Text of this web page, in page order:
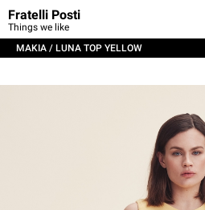
Fratelli Posti
Things we like
MAKIA / LUNA TOP YELLOW